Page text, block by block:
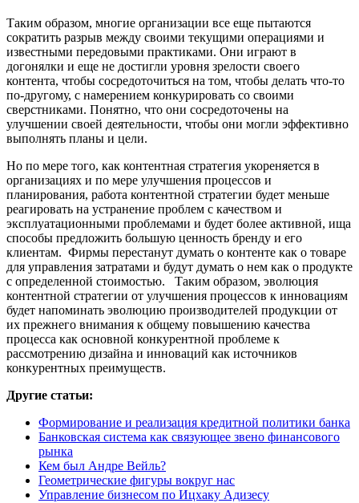
Таким образом, многие организации все еще пытаются
сократить разрыв между своими текущими операциями и
известными передовыми практиками. Они играют в
догонялки и еще не достигли уровня зрелости своего
контента, чтобы сосредоточиться на том, чтобы делать что-то
по-другому, с намерением конкурировать со своими
сверстниками. Понятно, что они сосредоточены на
улучшении своей деятельности, чтобы они могли эффективно
выполнять планы и цели.
Но по мере того, как контентная стратегия укореняется в
организациях и по мере улучшения процессов и
планирования, работа контентной стратегии будет меньше
реагировать на устранение проблем с качеством и
эксплуатационными проблемами и будет более активной, ища
способы предложить большую ценность бренду и его
клиентам. Фирмы перестанут думать о контенте как о товаре
для управления затратами и будут думать о нем как о продукте
с определенной стоимостью. Таким образом, эволюция
контентной стратегии от улучшения процессов к инновациям
будет напоминать эволюцию производителей продукции от
их прежнего внимания к общему повышению качества
процесса как основной конкурентной проблеме к
рассмотрению дизайна и инноваций как источников
конкурентных преимуществ.
Другие статьи:
Формирование и реализация кредитной политики банка
Банковская система как связующее звено финансового
рынка
Кем был Андре Вейль?
Геометрические фигуры вокруг нас
Управление бизнесом по Ицхаку Адизесу